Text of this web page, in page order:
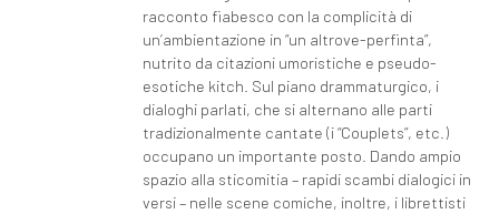
racconto fiabesco con la complicità di
un’ambientazione in “un altrove-perfinta”,
nutrito da citazioni umoristiche e pseudo-
esotiche kitch. Sul piano drammaturgico, i
dialoghi parlati, che si alternano alle parti
tradizionalmente cantate (i “Couplets”, etc.)
occupano un importante posto. Dando ampio
spazio alla sticomitia – rapidi scambi dialogici in
versi – nelle scene comiche, inoltre, i librettisti